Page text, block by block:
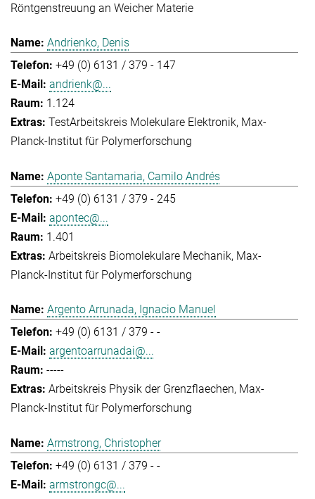
Röntgenstreuung an Weicher Materie
Andrienko, Denis
+49 (0) 6131 / 379 - 147
andrienk@...
1.124
TestArbeitskreis Molekulare Elektronik Max-
Planck-Institut für Polymerforschung
Aponte Santamaria, Camilo Andrés
+49 (0) 6131 / 379 - 245
apontec@...
1.401
Arbeitskreis Biomolekulare Mechanik Max-
Planck-Institut für Polymerforschung
Argento Arrunada, Ignacio Manuel
+49 (0) 6131 / 379 - -
argentoarrunadai@...
-----
Arbeitskreis Physik der Grenzflaechen Max-
Planck-Institut für Polymerforschung
Armstrong, Christopher
+49 (0) 6131 / 379 - -
armstrongc@...